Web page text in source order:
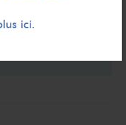
ici.
occupation ≤ 300